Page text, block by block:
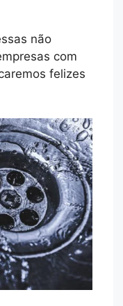
não
com
felizes